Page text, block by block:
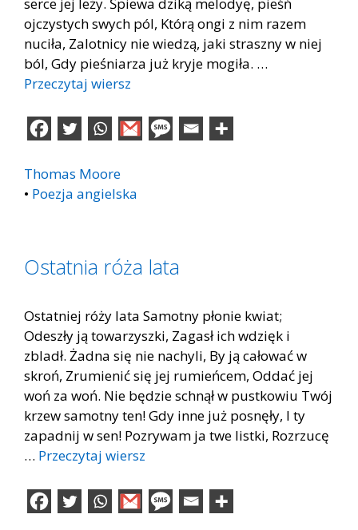
ojczystych swych pól, Którą ongi z nim razem
nuciła, Zalotnicy nie wiedzą, jaki straszny w niej
ból, Gdy pieśniarza już kryje mogiła. …
Przeczytaj wiersz
Thomas Moore
• Poezja angielska
Ostatnia róża lata
Ostatniej róży lata Samotny płonie kwiat;
Odeszły ją towarzyszki, Zagasł ich wdzięk i
zbladł. Żadna się nie nachyli, By ją całować w
skroń, Zrumienić się jej rumieńcem, Oddać jej
woń za woń. Nie będzie schnął w pustkowiu Twój
krzew samotny ten! Gdy inne już posnęły, I ty
zapadnij w sen! Pozrywam ja twe listki, Rozrzucę
… Przeczytaj wiersz